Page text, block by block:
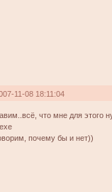
11-08 18:11:04
что мне для этого
почему бы и нет))